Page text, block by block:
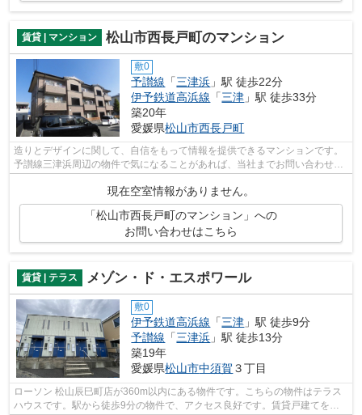
賃貸 | マンション 松山市西長戸町のマンション
敷0
予讃線 「三津浜 」駅 徒歩22分
伊予鉄道高浜線 「三津 」駅 徒歩33分
築20年
愛媛県松山市西長戸町
造りとデザインに関して、自信をもって情報を提供できるマンションです。
予讃線三津浜周辺の物件で気になることがあれば、当社までお問い合わせく
ださい。アクセスや物件詳細などを詳...
現在空室情報がありません。
「松山市西長戸町のマンション」への
お問い合わせはこちら
賃貸 | テラス メゾン・ド・エスポワール
敷0
伊予鉄道高浜線 「三津 」駅 徒歩9分
予讃線 「三津浜 」駅 徒歩13分
築19年
愛媛県松山市中須賀 ３丁目
ローソン 松山辰巳町店が360m以内にある物件です。こちらの物件はテラス
ハウスです。駅から徒歩9分の物件で、アクセス良好です。賃貸戸建てをお